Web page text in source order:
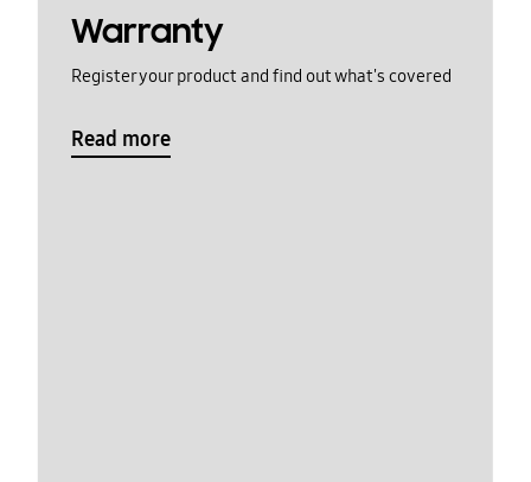
Warranty
Register your product and find out what's covered
Read more